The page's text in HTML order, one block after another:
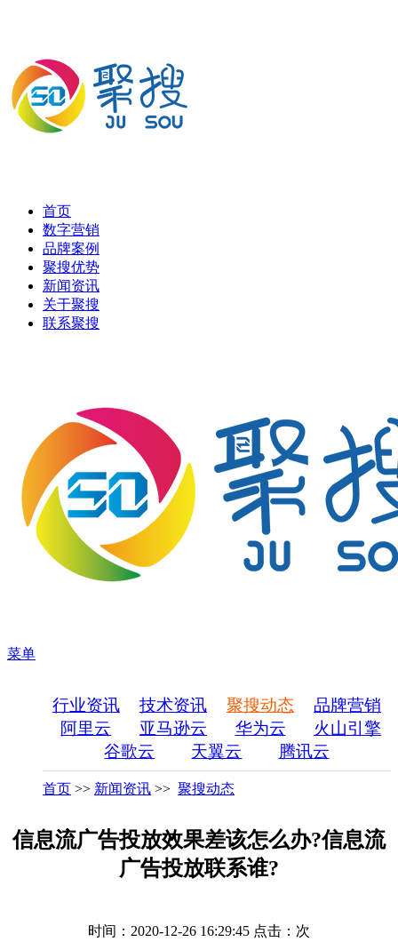
首页
数字营销
品牌案例
聚搜优势
新闻资讯
关于聚搜
联系聚搜
菜单
行业资讯 技术资讯 聚搜动态
品牌营销
阿里云
亚马逊云 华为云
火山引擎
谷歌云
天翼云 腾讯云
首页 >> 新闻资讯 >> 聚搜动态
信息流广告投放效果差该怎么办?信息流
广告投放联系谁?
时间：2020-12-26 16:29:45 点击： 次